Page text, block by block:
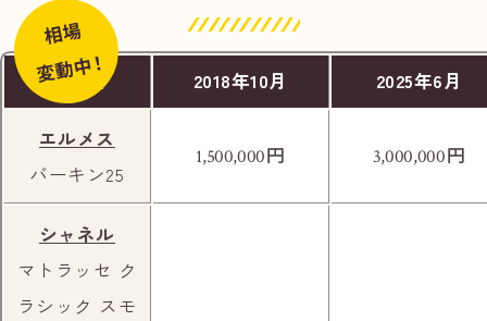
そのまま右手に西ノ京シティホールが見える
まで直進します。
相場
変動中！
商品名 2018年10月 2025年6月
エルメス
バーキン25
1,500,000円 3,000,000円
シャネル
マトラッセ ク
ラシック スモ